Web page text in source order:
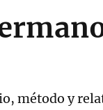
método y